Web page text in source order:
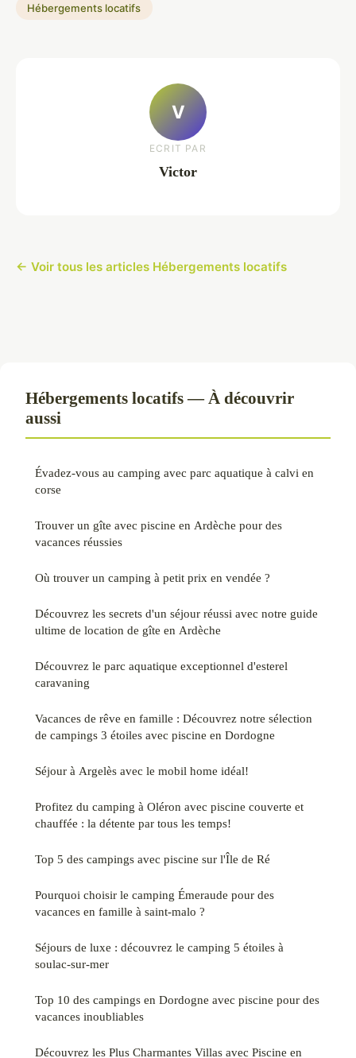
Hébergements locatifs
V
ECRIT PAR
Victor
← Voir tous les articles Hébergements locatifs
Hébergements locatifs — À découvrir
aussi
Évadez-vous au camping avec parc aquatique à calvi en
corse
Trouver un gîte avec piscine en Ardèche pour des
vacances réussies
Où trouver un camping à petit prix en vendée ?
Découvrez les secrets d'un séjour réussi avec notre guide
ultime de location de gîte en Ardèche
Découvrez le parc aquatique exceptionnel d'esterel
caravaning
Vacances de rêve en famille : Découvrez notre sélection
de campings 3 étoiles avec piscine en Dordogne
Séjour à Argelès avec le mobil home idéal!
Profitez du camping à Oléron avec piscine couverte et
chauffée : la détente par tous les temps!
Top 5 des campings avec piscine sur l'Île de Ré
Pourquoi choisir le camping Émeraude pour des
vacances en famille à saint-malo ?
Séjours de luxe : découvrez le camping 5 étoiles à
soulac-sur-mer
Top 10 des campings en Dordogne avec piscine pour des
vacances inoubliables
Découvrez les Plus Charmantes Villas avec Piscine en